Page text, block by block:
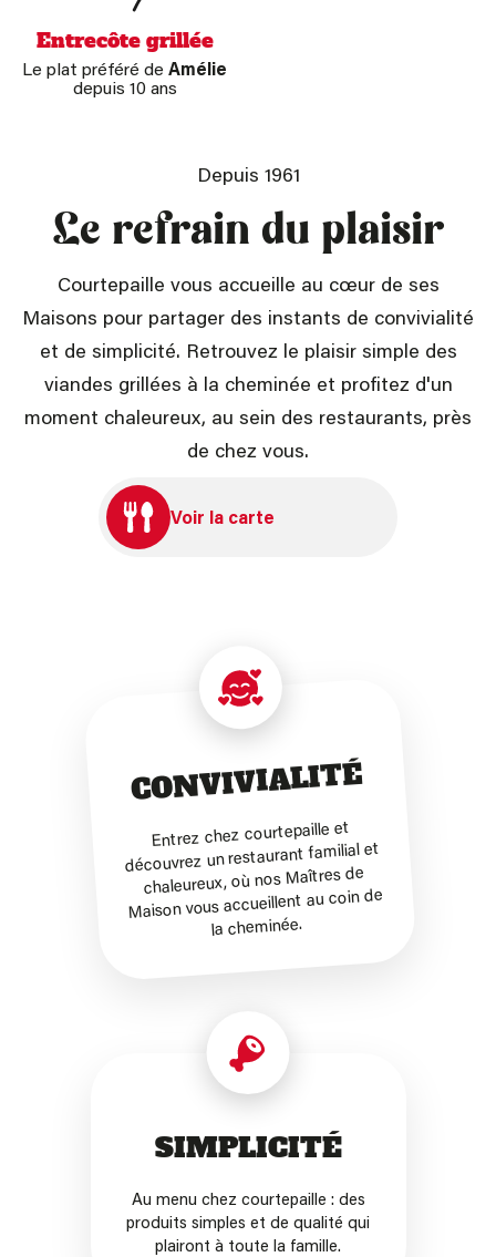
Entrecôte grillée
Le plat préféré de Amélie
depuis 10 ans
Depuis 1961
Le refrain du plaisir
Courtepaille vous accueille au cœur de ses
Maisons pour partager des instants de convivialité
et de simplicité. Retrouvez le plaisir simple des
viandes grillées à la cheminée et profitez d'un
moment chaleureux, au sein des restaurants, près
de chez vous.
Voir la carte
CONVIVIALITÉ
Entrez chez courtepaille et
découvrez un restaurant familial et
chaleureux, où nos Maîtres de
Maison vous accueillent au coin de
la cheminée.
SIMPLICITÉ
Au menu chez courtepaille : des
produits simples et de qualité qui
plairont à toute la famille.